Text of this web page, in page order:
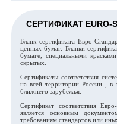
СЕРТИФИКАТ EURO-
Бланк сертификата Евро-
ценных бумаг. Бланки
бумаге, специальными
скрытых.
Сертификаты соответствия
на всей территории России , в
ближнего зарубежья.
Сертификат соответствия
является основным
требованиям стандартов или